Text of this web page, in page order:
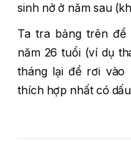
sinh nở ở năm sau
Ta tra bảng trên
năm 26 tuổi (ví dụ
tháng lại để rơi vào
thích hợp nhất có